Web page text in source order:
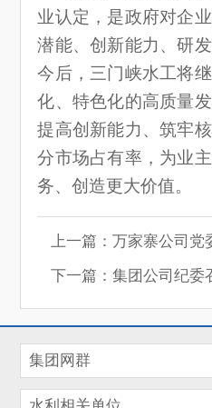
业认定，是政府对企
潜能、创新能力、研
今后，三门峡水工将
化、特色化的高质量
提高创新能力、筑牢
分市场占有率，为业
务、创造更大价值。
集团网群